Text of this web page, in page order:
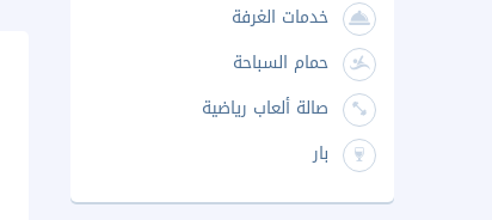
خدمات الغرفة
حمام السباحة
صالة ألعاب رياضية
بار